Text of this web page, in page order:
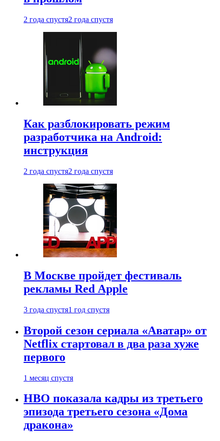
2 года спустя2 года спустя
Как разблокировать режим
разработчика на Android:
инструкция
2 года спустя2 года спустя
В Москве пройдет фестиваль
рекламы Red Apple
3 года спустя1 год спустя
Второй сезон сериала «Аватар» от
Netflix стартовал в два раза хуже
первого
1 месяц спустя
HBO показала кадры из третьего
эпизода третьего сезона «Дома
дракона»